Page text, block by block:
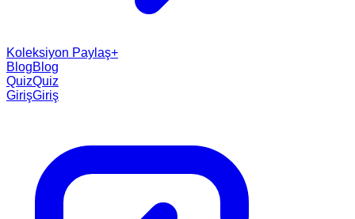
Koleksiyon Paylaş+
BlogBlog
QuizQuiz
GirişGiriş